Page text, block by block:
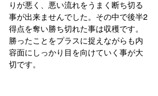
りが悪く、悪い流れをうまく断ち切る
事が出来ませんでした。その中で後半2
得点を奪い勝ち切れた事は収穫です。
勝ったことをプラスに捉えながらも内
容面にしっかり目を向けていく事が大
切です。